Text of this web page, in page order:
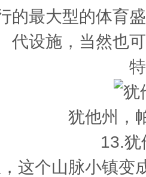
的最大型的体育
代设施，当然也
犹他州，
13.犹
这个山脉小镇变